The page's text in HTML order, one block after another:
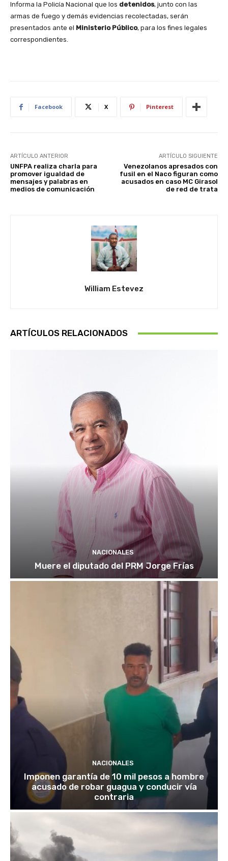
Informa la Policía Nacional que los detenidos, junto con las
armas de fuego y demás evidencias recolectadas, serán
presentados ante el Ministerio Público, para los fines legales
correspondientes.
Facebook X Pinterest
ARTÍCULO ANTERIOR
UNFPA realiza charla para
promover igualdad de
mensajes y palabras en
medios de comunicación
ARTÍCULO SIGUIENTE
Venezolanos apresados con
fusil en el Naco figuran como
acusados en caso MC Girasol
de red de trata
William Estevez
ARTÍCULOS RELACIONADOS
NACIONALES
Muere el diputado del PRM Jorge Frías
NACIONALES
Imponen garantía de 10 mil pesos a hombre
acusado de robar guagua y conducir vía
contraria